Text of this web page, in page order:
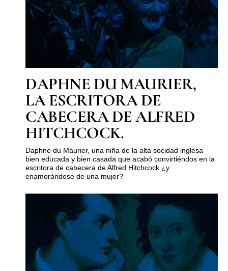
DAPHNE DU MAURIER,
LA ESCRITORA DE
CABECERA DE ALFRED
HITCHCOCK.
Daphne du Maurier, una niña de la alta socidad inglesa
bien educada y bien casada que acabó convirtiéndos en la
escritora de cabecera de Alfred Hitchcock ¿y
enamorándose de una mujer?